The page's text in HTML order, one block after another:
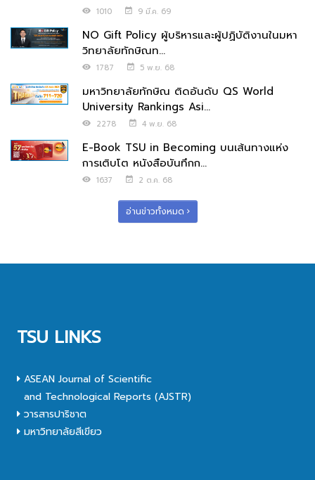
1010 9 มี.ค. 69
NO Gift Policy ผู้บริหารและผู้ปฏิบัติงานในมหา
วิทยาลัยทักษิณท...
1787 5 พ.ย. 68
มหาวิทยาลัยทักษิณ ติดอันดับ QS World
University Rankings Asi...
2278 4 พ.ย. 68
E-Book TSU in Becoming บนเส้นทางแห่ง
การเติบโต หนังสือบันทึกก...
1637 2 ต.ค. 68
อ่านข่าวทั้งหมด
TSU LINKS
ASEAN Journal of Scientific
and Technological Reports (AJSTR)
วารสารปาริชาต
มหาวิทยาลัยสีเขียว